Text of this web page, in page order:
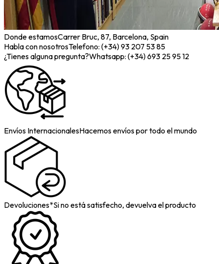
Donde estamosCarrer Bruc, 87, Barcelona, Spain
Habla con nosotrosTelefono: (+34) 93 207 53 85
¿Tienes alguna pregunta?Whatsapp: (+34) 693 25 95 12
Envíos InternacionalesHacemos envíos por todo el mundo
Devoluciones*Si no está satisfecho, devuelva el producto